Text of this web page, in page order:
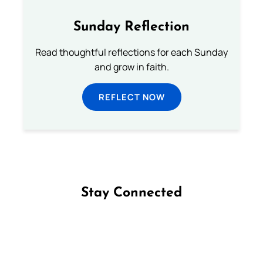
Sunday Reflection
Read thoughtful reflections for each Sunday
and grow in faith.
REFLECT NOW
Stay Connected